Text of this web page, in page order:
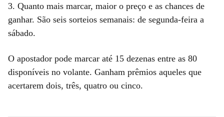
3. Quanto mais marcar, maior o preço e as chances de
ganhar. São seis sorteios semanais: de segunda-feira a
sábado.
O apostador pode marcar até 15 dezenas entre as 80
disponíveis no volante. Ganham prêmios aqueles que
acertarem dois, três, quatro ou cinco.